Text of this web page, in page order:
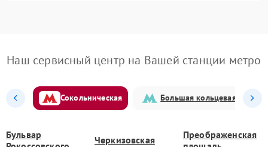
Наш сервисный центр на Вашей станции метро
Сокольническая Большая кольцевая
Бульвар
Черкизовская
Преображенская